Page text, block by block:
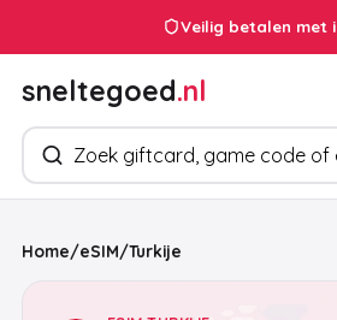
Veilig betalen met
24/7
sneltegoed.nl
Zoek producten
Home/eSIM/Turkije